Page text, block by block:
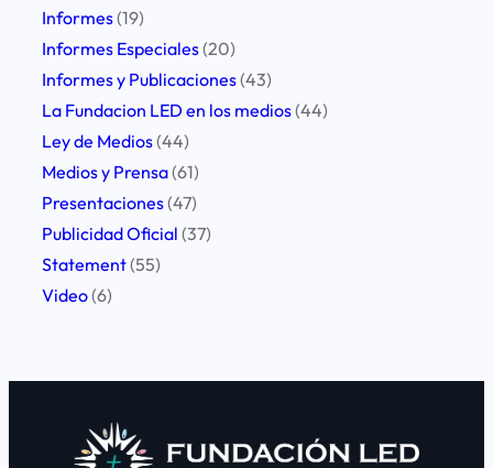
c
d
g
e
Informes(19)
Informes Especiales(20)
Informes y Publicaciones(43)
La Fundacion LED en los medios(44)
Ley de Medios(44)
Medios y Prensa(61)
Presentaciones(47)
Publicidad Oficial (37)
Statement(55)
Video(6)